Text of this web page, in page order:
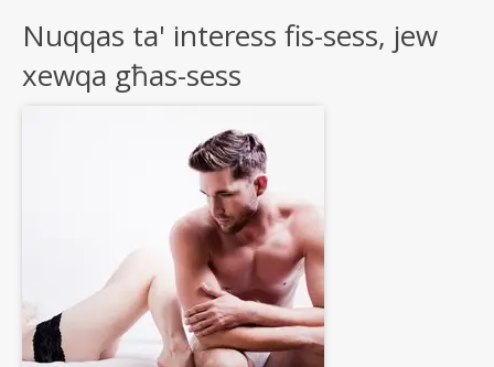
Nuqqas ta' interess fis-sess, jew
xewqa għas-sess